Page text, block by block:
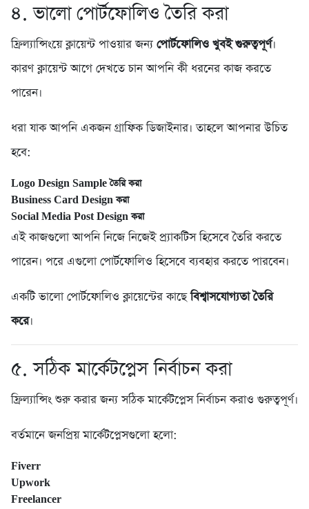
৪. ভালো পোর্টফোলিও তৈরি করা
ফ্রিল্যান্সিংয়ে ক্লায়েন্ট পাওয়ার জন্য পোর্টফোলিও খুবই গুরুত্বপূর্ণ।
কারণ ক্লায়েন্ট আগে দেখতে চান আপনি কী ধরনের কাজ করতে
পারেন।
ধরা যাক আপনি একজন গ্রাফিক ডিজাইনার। তাহলে আপনার উচিত
হবে:
Logo Design Sample তৈরি করা
Business Card Design করা
Social Media Post Design করা
এই কাজগুলো আপনি নিজে নিজেই প্র্যাকটিস হিসেবে তৈরি করতে
পারেন। পরে এগুলো পোর্টফোলিও হিসেবে ব্যবহার করতে পারবেন।
একটি ভালো পোর্টফোলিও ক্লায়েন্টের কাছেবিশ্বাসযোগ্যতা তৈরি
করে।
৫. সঠিক মার্কেটপ্লেস নির্বাচন করা
ফ্রিল্যান্সিং শুরু করার জন্য সঠিক মার্কেটপ্লেস নির্বাচন করাও গুরুত্বপূর্ণ।
বর্তমানে জনপ্রিয় মার্কেটপ্লেসগুলো হলো:
Fiverr
Upwork
Freelancer